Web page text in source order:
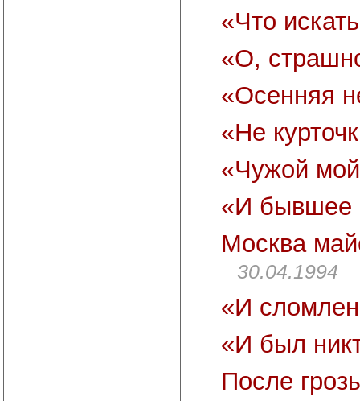
«Что
«О,
«Осенняя
«Не
«Чужой
«И бывшее
Москва
30.04.1994
«И
«И был
После